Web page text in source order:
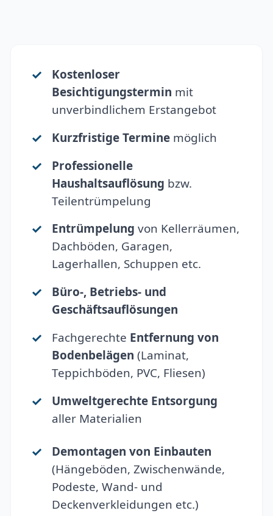
Kostenloser
Besichtigungstermin mit
unverbindlichem Erstangebot
Kurzfristige Terminemöglich
Professionelle
Haushaltsauflösung bzw.
Teilentrümpelung
Entrümpelung von Kellerräumen,
Dachböden, Garagen,
Lagerhallen, Schuppen etc.
Büro-, Betriebs- und
Geschäftsauflösungen
Fachgerechte Entfernung von
Bodenbelägen (Laminat,
Teppichböden, PVC, Fliesen)
Umweltgerechte Entsorgung
aller Materialien
Demontagen von Einbauten
(Hängeböden, Zwischenwände,
Podeste, Wand- und
Deckenverkleidungen etc.)